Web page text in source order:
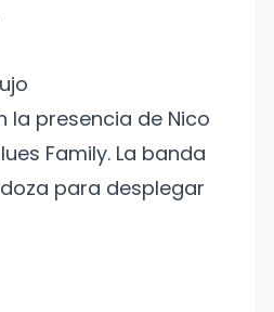
la presencia de Nico
Family. La banda
para desplegar